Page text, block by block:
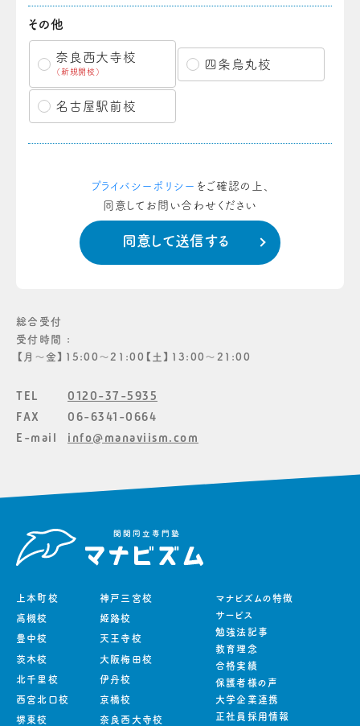
その他
奈良西大寺校
（新規開校）
四条烏丸校
名古屋駅前校
プライバシーポリシー をご確認の上、
同意してお問い合わせください
総合受付
受付時間 :
【月〜金】15:00〜21:00【土】13:00〜21:00
TEL
0120-37-5935
FAX
06-6341-0664
E-mail
info@manaviism.com
上本町校
高槻校
豊中校
茨木校
北千里校
西宮北口校
堺東校
神戸三宮校
姫路校
天王寺校
大阪梅田校
伊丹校
京橋校
奈良西大寺校
マナビズムの特徴
サービス
勉強法記事
教育理念
合格実績
保護者様の声
大学企業連携
正社員採用情報